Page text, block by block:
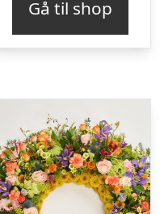
Gå til shop